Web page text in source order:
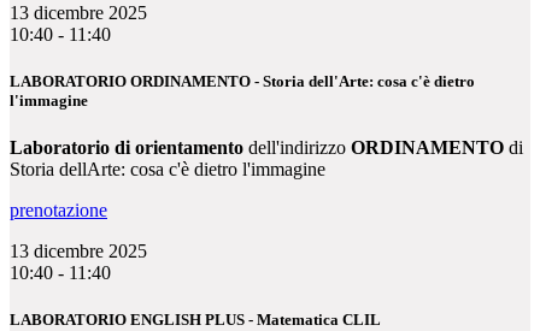
13 dicembre 2025
10:40 - 11:40
LABORATORIO ORDINAMENTO - Storia dell'Arte: cosa c'è dietro
l'immagine
Laboratorio di orientamento dell'indirizzo ORDINAMENTO di
Storia dellArte: cosa c'è dietro l'immagine
prenotazione
13 dicembre 2025
10:40 - 11:40
LABORATORIO ENGLISH PLUS - Matematica CLIL